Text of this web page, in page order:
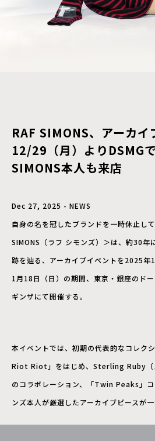
RAF SIMONS、アーカイ
12/29（月）よりDSMG
SIMONS本人も来店
Dec 27, 2025 - NEWS
自身の名を冠したブランドを一時休止し
SIMONS（ラフ シモンズ）＞は、約30年
跡を辿る、アーカイブイベントを2025
1月18日（日）の期間、東京・銀座のド
ギンザにて開催する。
本イベントでは、初期の代表的なコレ
Riot Riot」をはじめ、Sterling Ruby（
のコラボレーション、「Twin Peaks」
ンズ本人が厳選したアーカイブピースが一